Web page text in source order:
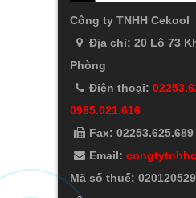
Công ty TNHH Cekool
Địa chỉ: 20 Lô 73
Phòng
Điện thoại:
0985.021.616
Fax: 02253.625.689
Email:
Mã số thuế: